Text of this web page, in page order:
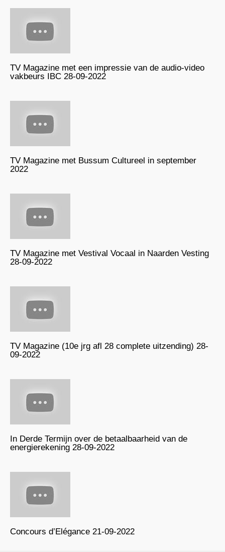
TV Magazine met een impressie van de audio-video
vakbeurs IBC 28-09-2022
TV Magazine met Bussum Cultureel in september
2022
TV Magazine met Vestival Vocaal in Naarden Vesting
28-09-2022
TV Magazine (10e jrg afl 28 complete uitzending) 28-
09-2022
In Derde Termijn over de betaalbaarheid van de
energierekening 28-09-2022
Concours d’Elégance 21-09-2022